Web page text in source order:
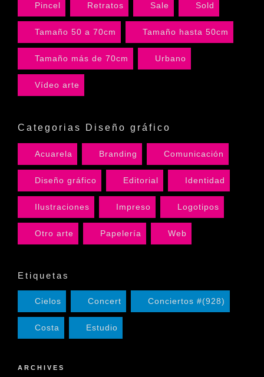
Pincel Retratos Sale Sold
Tamaño 50 a 70cm Tamaño hasta 50cm
Tamaño más de 70cm Urbano
Vídeo arte
Categorias Diseño gráfico
Acuarela Branding Comunicación
Diseño gráfico Editorial Identidad
Ilustraciones Impreso Logotipos
Otro arte Papelería Web
Etiquetas
Cielos Concert Conciertos #(928)
Costa Estudio
ARCHIVES